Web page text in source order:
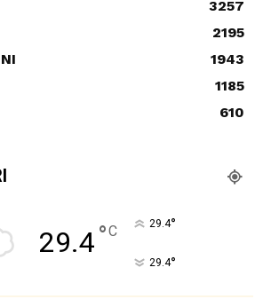
3257
2195
1943
1185
610
29.4°C 29.4°
29.4°